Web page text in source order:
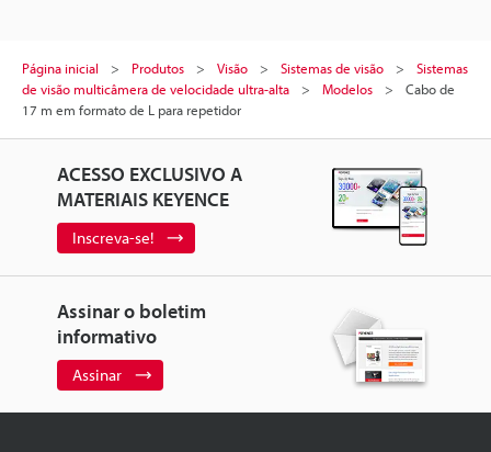
Página inicial Produtos Visão Sistemas de visão
Sistemas
de visão multicâmera de velocidade ultra-alta
Modelos
Cabo de
17 m em formato de L para repetidor
ACESSO EXCLUSIVO A
MATERIAIS KEYENCE
Inscreva-se!
Assinar o boletim
informativo
Assinar